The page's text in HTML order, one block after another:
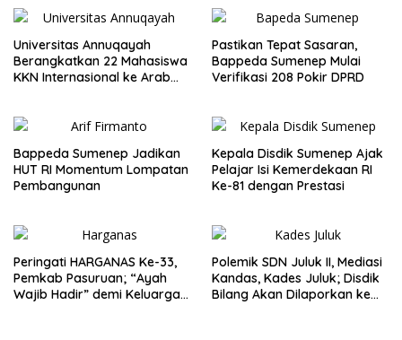
Universitas Annuqayah
Berangkatkan 22 Mahasiswa
KKN Internasional ke Arab
Pastikan Tepat Sasaran,
Bappeda Sumenep Mulai
Verifikasi 208 Pokir DPRD
Bappeda Sumenep Jadikan
HUT RI Momentum Lompatan
Pembangunan
Kepala Disdik Sumenep Ajak
Pelajar Isi Kemerdekaan RI
Ke-81 dengan Prestasi
Peringati HARGANAS Ke-33,
Pemkab Pasuruan; “Ayah
Wajib Hadir” demi Keluarga
Polemik SDN Juluk II, Mediasi
Kandas, Kades Juluk; Disdik
Bilang Akan Dilaporkan ke